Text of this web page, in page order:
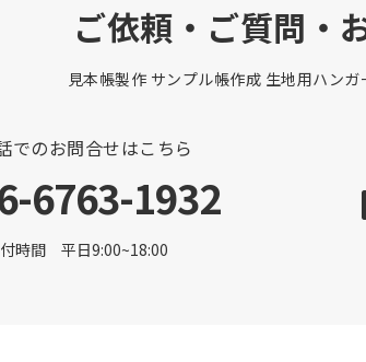
ご依頼・ご質問・
見本帳製作 サンプル帳作成 生地用ハン
でのお問合せはこちら
6763-1932
時間 平日9:00~18:00